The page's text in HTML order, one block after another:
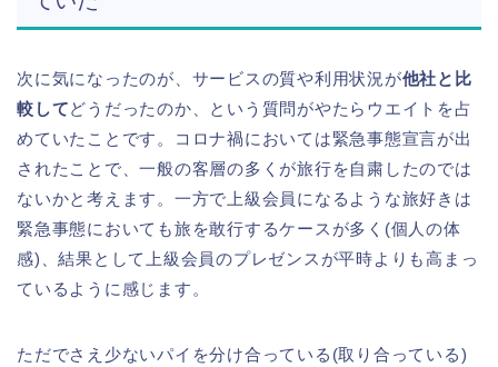
次に気になったのが、サービスの質や利用状況が他社と比
較してどうだったのか、という質問がやたらウエイトを占
めていたことです。コロナ禍においては緊急事態宣言が出
されたことで、一般の客層の多くが旅行を自粛したのでは
ないかと考えます。一方で上級会員になるような旅好きは
緊急事態においても旅を敢行するケースが多く(個人の体
感)、結果として上級会員のプレゼンスが平時よりも高まっ
ているように感じます。
ただでさえ少ないパイを分け合っている(取り合っている)